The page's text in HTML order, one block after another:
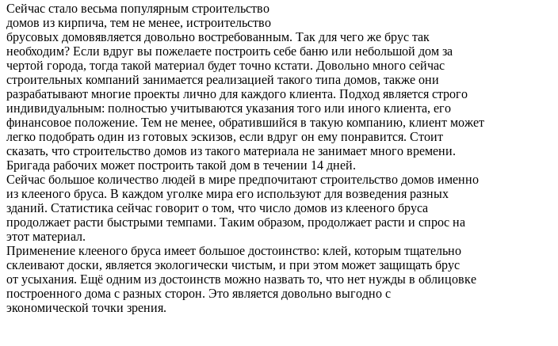
Сейчас стало весьма популярным строительство
домов из кирпича, тем не менее, истроительство
брусовых домовявляется довольно востребованным. Так для чего же брус так
необходим? Если вдруг вы пожелаете построить себе баню или небольшой дом за
чертой города, тогда такой материал будет точно кстати. Довольно много сейчас
строительных компаний занимается реализацией такого типа домов, также они
разрабатывают многие проекты лично для каждого клиента. Подход является строго
индивидуальным: полностью учитываются указания того или иного клиента, его
финансовое положение. Тем не менее, обратившийся в такую компанию, клиент может
легко подобрать один из готовых эскизов, если вдруг он ему понравится. Стоит
сказать, что строительство домов из такого материала не занимает много времени.
Бригада рабочих может построить такой дом в течении 14 дней.
Сейчас большое количество людей в мире предпочитают строительство домов именно
из клееного бруса. В каждом уголке мира его используют для возведения разных
зданий. Статистика сейчас говорит о том, что число домов из клееного бруса
продолжает расти быстрыми темпами. Таким образом, продолжает расти и спрос на
этот материал.
Применение клееного бруса имеет большое достоинство: клей, которым тщательно
склеивают доски, является экологически чистым, и при этом может защищать брус
от усыхания. Ещё одним из достоинств можно назвать то, что нет нужды в облицовке
построенного дома с разных сторон. Это является довольно выгодно с
экономической точки зрения.